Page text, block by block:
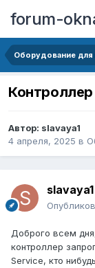
forum-
Оборудование для
Контроллер
Автор: slavaya1
4 апреля, 2025 в
slavaya1
Доброго всем
контроллер
Service, кто